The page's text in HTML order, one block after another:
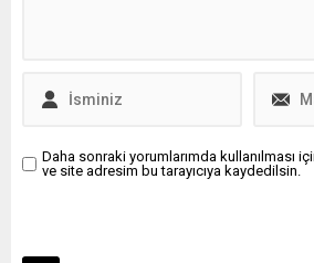
Daha sonraki yorumlarımda kullanılması
ve site adresim bu tarayıcıya kaydedilsin.